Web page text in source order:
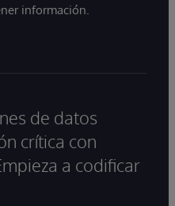
información.
de datos
crítica con
a codificar